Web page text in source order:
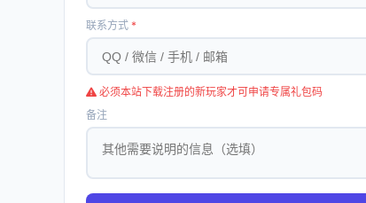
联系方式 *
必须本站下载注册的新玩家才可申请专属礼包码
备注